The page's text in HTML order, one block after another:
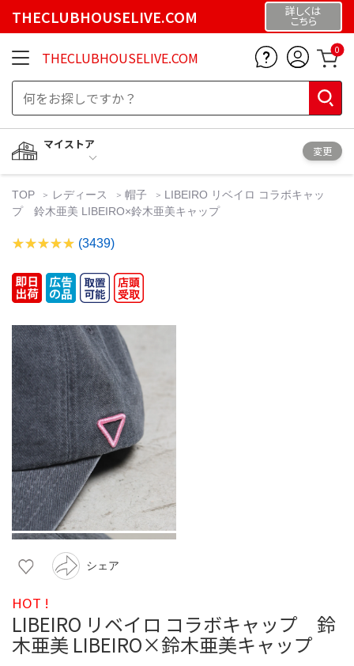
THECLUBHOUSELIVE.COM 詳しくは
こちら
THECLUBHOUSELIVE.COM 0
マイストア
変更
TOP レディース 帽子
LIBEIRO リベイロ コラボキャッ
プ 鈴木亜美 LIBEIRO×鈴木亜美キャップ
(3439)
シェア
HOT !
LIBEIRO リベイロ コラボキャップ 鈴
木亜美 LIBEIRO×鈴木亜美キャップ